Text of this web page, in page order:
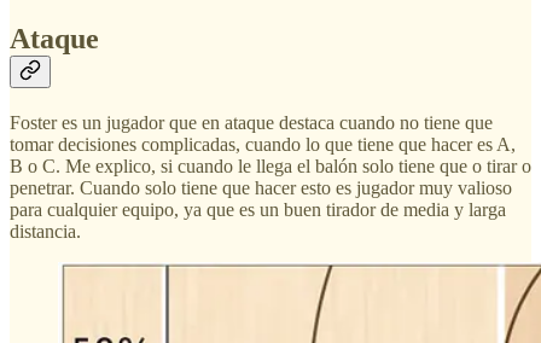
Ataque
Foster es un jugador que en ataque destaca cuando no tiene que
tomar decisiones complicadas, cuando lo que tiene que hacer es A,
B o C. Me explico, si cuando le llega el balón solo tiene que o tirar o
penetrar. Cuando solo tiene que hacer esto es jugador muy valioso
para cualquier equipo, ya que es un buen tirador de media y larga
distancia.